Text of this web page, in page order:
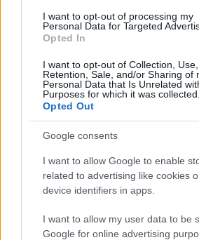
I want to opt-out of processing my
Personal Data for Targeted
Opted In
I want to opt-out of Collection, Use,
Retention, Sale, and/or Sharing of
Personal Data that Is Unrelated
Purposes for which it was collected.
Opted Out
Google consents
I want to allow Google to enable
related to advertising like cookies
device identifiers in apps.
I want to allow my user data to be
Google for online advertising
Berkenye|2007 február 19. 12:38
Ismétli magát a történelem:
nyári időszámítási dátumok
es év problémához hasonló
A földrajzi távolság nem védi
felhasználókat.
Unmute
21.02%
Az Egyesült Államok
döntött, hogy április első